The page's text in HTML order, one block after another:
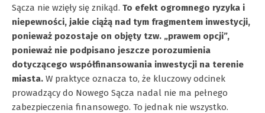
Sącza nie wzięły się znikąd. To efekt ogromnego ryzyka i
niepewności, jakie ciążą nad tym fragmentem inwestycji,
ponieważ pozostaje on objęty tzw. „prawem opcji”,
ponieważ nie podpisano jeszcze porozumienia
dotyczącego współfinansowania inwestycji na terenie
miasta. W praktyce oznacza to, że kluczowy odcinek
prowadzący do Nowego Sącza nadal nie ma pełnego
zabezpieczenia finansowego. To jednak nie wszystko.